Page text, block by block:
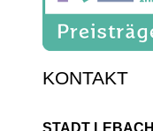
KONTAKT
STADT LEBACH